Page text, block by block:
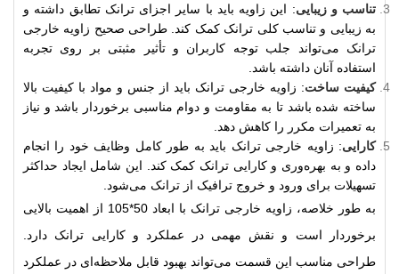
تناسب و زیبایی: این زاویه باید با سایر اجزای ترانک تطابق داشته و
به زیبایی و تناسب کلی ترانک کمک کند. طراحی صحیح زاویه خارجی
ترانک می‌تواند جلب توجه کاربران و تأثیر مثبتی بر روی تجربه
استفاده آنان داشته باشد.
کیفیت ساخت: زاویه خارجی ترانک باید از جنس و مواد با کیفیت بالا
ساخته شده باشد تا به مقاومت و دوام مناسبی برخوردار باشد و نیاز
به تعمیرات مکرر را کاهش دهد.
کارایی: زاویه خارجی ترانک باید به طور کامل وظایف خود را انجام
داده و به بهره‌وری و کارایی ترانک کمک کند. این شامل ایجاد حداکثر
تسهیلات برای ورود و خروج ترافیک از ترانک می‌شود.
به طور خلاصه، زاویه خارجی ترانک با ابعاد 50*105 از اهمیت بالایی
برخوردار است و نقش مهمی در عملکرد و کارایی ترانک دارد.
طراحی مناسب این قسمت می‌تواند بهبود قابل ملاحظه‌ای در عملکرد